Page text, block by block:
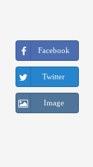
Facebook
Twitter
Image